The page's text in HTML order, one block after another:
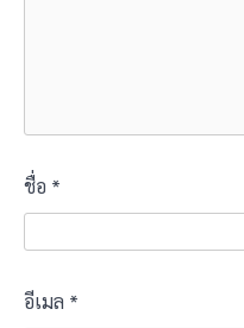
ชื่อ *
อีเมล *